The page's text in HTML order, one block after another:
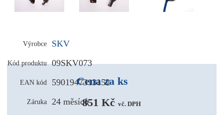
Výrobce SKV
Kód produktu 09SKV073
EAN kód 5901947313152
Záruka 24 měsíců
Cena za ks
851 Kč vč. DPH